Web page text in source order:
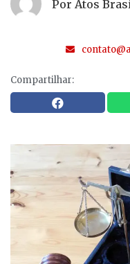
Por Atos
Compartilhar: